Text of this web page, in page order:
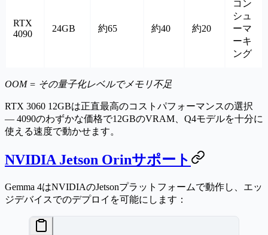
RTX
4090
24GB 約65 約40 約20
コン
シュ
ーマ
ーキ
ング
OOM = その量子化レベルでメモリ不足
RTX 3060 12GBは正直最高のコストパフォーマンスの選択
— 4090のわずかな価格で12GBのVRAM、Q4モデルを十分に
使える速度で動かせます。
NVIDIA Jetson Orinサポート
Gemma 4はNVIDIAのJetsonプラットフォームで動作し、エッ
ジデバイスでのデプロイを可能にします：